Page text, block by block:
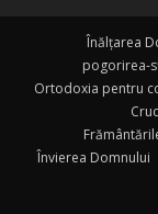
Înălțarea
pogorirea-
Ortodoxia pentru
Învierea Domnului